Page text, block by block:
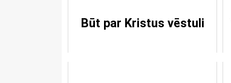
Būt par Kristus vēstuli